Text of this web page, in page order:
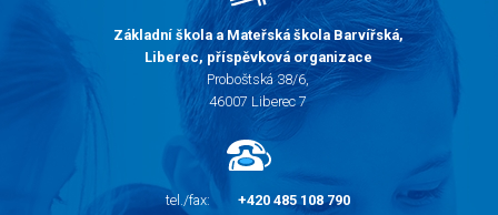
Základní škola a Mateřská škola Barvířská,
Liberec, příspěvková organizace
Proboštská 38/6,
46007 Liberec 7
tel./fax: +420 485 108 790